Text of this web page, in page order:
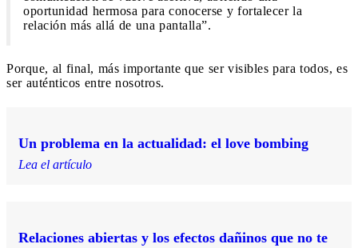
oportunidad hermosa para conocerse y fortalecer la
relación más allá de una pantalla”.
Porque, al final, más importante que ser visibles para todos, es
ser auténticos entre nosotros.
Un problema en la actualidad: el love bombing
Lea el artículo
Relaciones abiertas y los efectos dañinos que no te